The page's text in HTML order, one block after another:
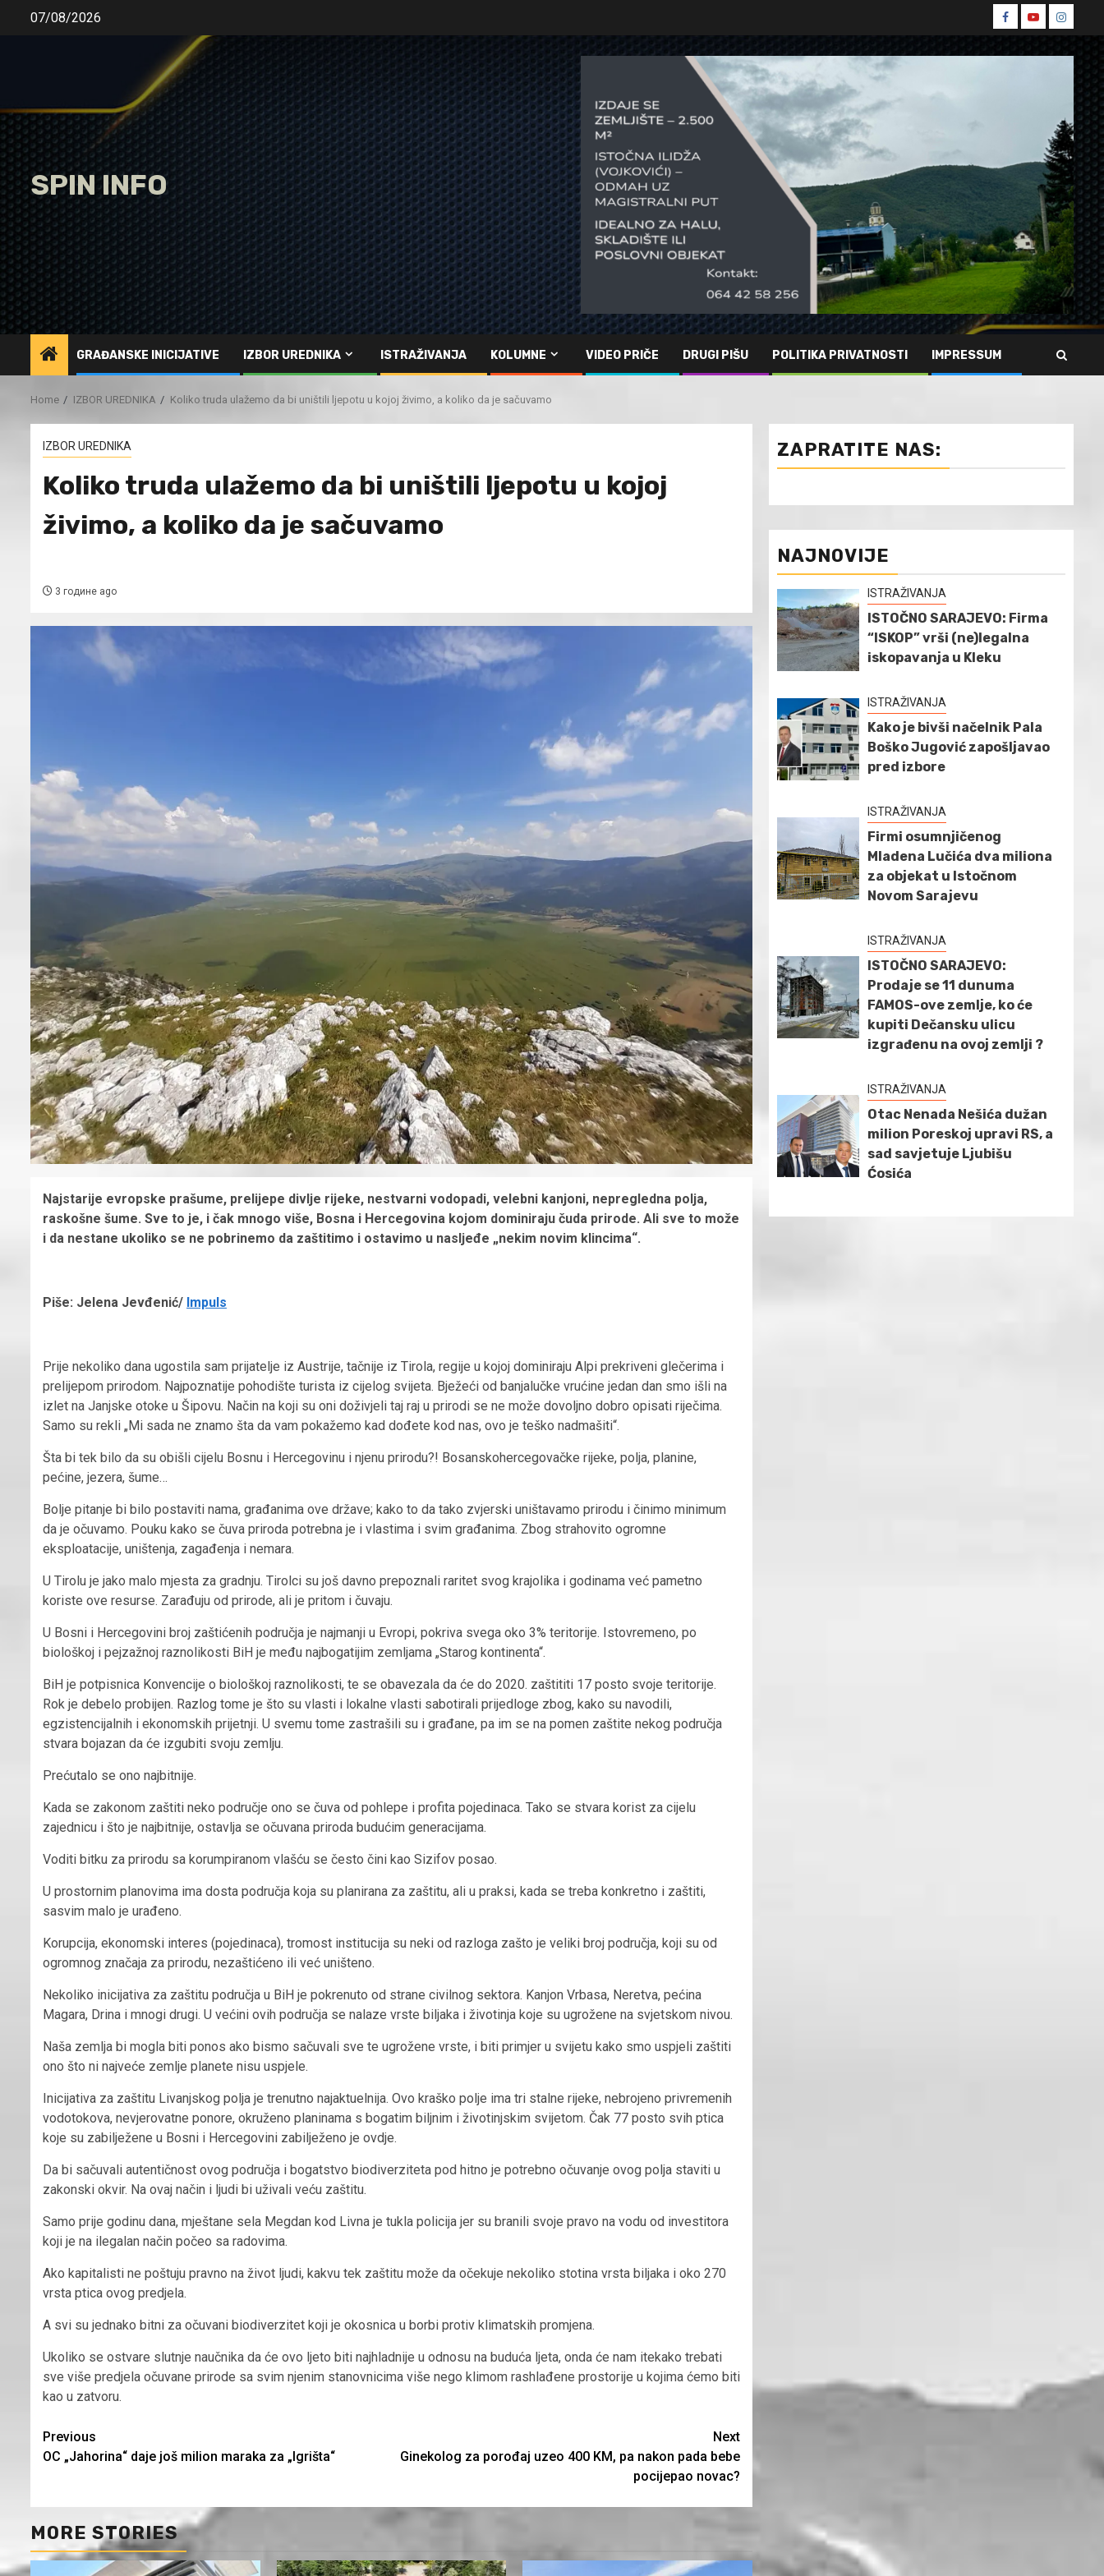
07/08/2026
Spin
Facebook
Spin
Youtube
Spin
SPIN INFO
GRAĐANSKE INICIJATIVE IZBOR UREDNIKA ISTRAŽIVANJA KOLUMNE VIDEO PRIČE DRUGI PIŠU POLITIKA PRIVATNOSTI IMPRESSUM
Home IZBOR UREDNIKA Koliko truda ulažemo da bi uništili ljepotu u kojoj živimo, a koliko da je sačuvamo
IZBOR UREDNIKA
Koliko truda ulažemo da bi uništili ljepotu u kojoj
živimo, a koliko da je sačuvamo
3 године ago
Najstarije evropske prašume, prelijepe divlje rijeke, nestvarni vodopadi, velebni kanjoni, nepregledna polja,
raskošne šume. Sve to je, i čak mnogo više, Bosna i Hercegovina kojom dominiraju čuda prirode. Ali sve to može
i da nestane ukoliko se ne pobrinemo da zaštitimo i ostavimo u nasljeđe „nekim novim klincima“.
Piše: Jelena Jevđenić/ Impuls
Prije nekoliko dana ugostila sam prijatelje iz Austrije, tačnije iz Tirola, regije u kojoj dominiraju Alpi prekriveni glečerima i
prelijepom prirodom. Najpoznatije pohodište turista iz cijelog svijeta. Bježeći od banjalučke vrućine jedan dan smo išli na
izlet na Janjske otoke u Šipovu. Način na koji su oni doživjeli taj raj u prirodi se ne može dovoljno dobro opisati riječima.
Samo su rekli „Mi sada ne znamo šta da vam pokažemo kad dođete kod nas, ovo je teško nadmašiti“.
Šta bi tek bilo da su obišli cijelu Bosnu i Hercegovinu i njenu prirodu?! Bosanskohercegovačke rijeke, polja, planine,
pećine, jezera, šume…
Bolje pitanje bi bilo postaviti nama, građanima ove države; kako to da tako zvjerski uništavamo prirodu i činimo minimum
da je očuvamo. Pouku kako se čuva priroda potrebna je i vlastima i svim građanima. Zbog strahovito ogromne
eksploatacije, uništenja, zagađenja i nemara.
U Tirolu je jako malo mjesta za gradnju. Tirolci su još davno prepoznali raritet svog krajolika i godinama već pametno
koriste ove resurse. Zarađuju od prirode, ali je pritom i čuvaju.
U Bosni i Hercegovini broj zaštićenih područja je najmanji u Evropi, pokriva svega oko 3% teritorije. Istovremeno, po
biološkoj i pejzažnoj raznolikosti BiH je među najbogatijim zemljama „Starog kontinenta“.
BiH je potpisnica Konvencije o biološkoj raznolikosti, te se obavezala da će do 2020. zaštititi 17 posto svoje teritorije.
Rok je debelo probijen. Razlog tome je što su vlasti i lokalne vlasti sabotirali prijedloge zbog, kako su navodili,
egzistencijalnih i ekonomskih prijetnji. U svemu tome zastrašili su i građane, pa im se na pomen zaštite nekog područja
stvara bojazan da će izgubiti svoju zemlju.
Prećutalo se ono najbitnije.
Kada se zakonom zaštiti neko područje ono se čuva od pohlepe i profita pojedinaca. Tako se stvara korist za cijelu
zajednicu i što je najbitnije, ostavlja se očuvana priroda budućim generacijama.
Voditi bitku za prirodu sa korumpiranom vlašću se često čini kao Sizifov posao.
U prostornim planovima ima dosta područja koja su planirana za zaštitu, ali u praksi, kada se treba konkretno i zaštiti,
sasvim malo je urađeno.
Korupcija, ekonomski interes (pojedinaca), tromost institucija su neki od razloga zašto je veliki broj područja, koji su od
ogromnog značaja za prirodu, nezaštićeno ili već uništeno.
Nekoliko inicijativa za zaštitu područja u BiH je pokrenuto od strane civilnog sektora. Kanjon Vrbasa, Neretva, pećina
Magara, Drina i mnogi drugi. U većini ovih područja se nalaze vrste biljaka i životinja koje su ugrožene na svjetskom nivou.
Naša zemlja bi mogla biti ponos ako bismo sačuvali sve te ugrožene vrste, i biti primjer u svijetu kako smo uspjeli zaštiti
ono što ni najveće zemlje planete nisu uspjele.
Inicijativa za zaštitu Livanjskog polja je trenutno najaktuelnija. Ovo kraško polje ima tri stalne rijeke, nebrojeno privremenih
vodotokova, nevjerovatne ponore, okruženo planinama s bogatim biljnim i životinjskim svijetom. Čak 77 posto svih ptica
koje su zabilježene u Bosni i Hercegovini zabilježeno je ovdje.
Da bi sačuvali autentičnost ovog područja i bogatstvo biodiverziteta pod hitno je potrebno očuvanje ovog polja staviti u
zakonski okvir. Na ovaj način i ljudi bi uživali veću zaštitu.
Samo prije godinu dana, mještane sela Megdan kod Livna je tukla policija jer su branili svoje pravo na vodu od investitora
koji je na ilegalan način počeo sa radovima.
Ako kapitalisti ne poštuju pravno na život ljudi, kakvu tek zaštitu može da očekuje nekoliko stotina vrsta biljaka i oko 270
vrsta ptica ovog predjela.
A svi su jednako bitni za očuvani biodiverzitet koji je okosnica u borbi protiv klimatskih promjena.
Ukoliko se ostvare slutnje naučnika da će ovo ljeto biti najhladnije u odnosu na buduća ljeta, onda će nam itekako trebati
sve više predjela očuvane prirode sa svim njenim stanovnicima više nego klimom rashlađene prostorije u kojima ćemo biti
kao u zatvoru.
Continue
Reading
Previous
OC „Jahorina“ daje još milion maraka za „Igrišta“
Next
Ginekolog za porođaj uzeo 400 KM, pa nakon pada bebe
pocijepao novac?
MORE STORIES
ZAPRATITE NAS:
NAJNOVIJE
ISTRAŽIVANJA
ISTOČNO SARAJEVO: Firma
“ISKOP” vrši (ne)legalna
iskopavanja u Kleku
ISTRAŽIVANJA
Kako je bivši načelnik Pala
Boško Jugović zapošljavao
pred izbore
ISTRAŽIVANJA
Firmi osumnjičenog
Mladena Lučića dva miliona
za objekat u Istočnom
Novom Sarajevu
ISTRAŽIVANJA
ISTOČNO SARAJEVO:
Prodaje se 11 dunuma
FAMOS-ove zemlje, ko će
kupiti Dečansku ulicu
izgrađenu na ovoj zemlji ?
ISTRAŽIVANJA
Otac Nenada Nešića dužan
milion Poreskoj upravi RS, a
sad savjetuje Ljubišu
Ćosića